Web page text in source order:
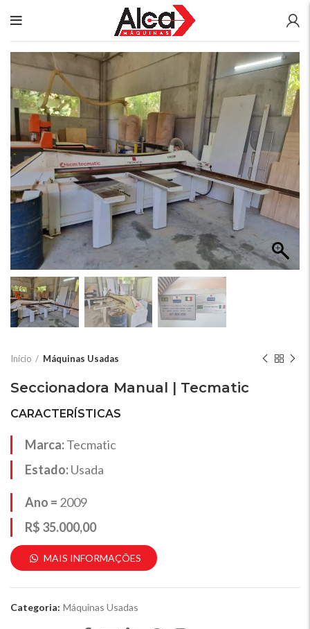
Início Máquinas Usadas
Seccionadora Manual | Tecmatic
CARACTERÍSTICAS
Marca:Tecmatic
Estado:Usada
Ano = 2009
R$ 35.000,00
MAIS INFORMAÇÕES
Categoria: Máquinas Usadas